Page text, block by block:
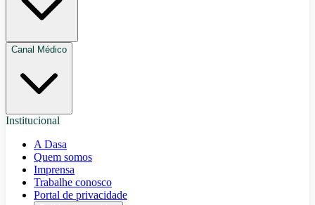
Canal Médico
Institucional
A Dasa
Quem somos
Imprensa
Trabalhe conosco
Portal de privacidade